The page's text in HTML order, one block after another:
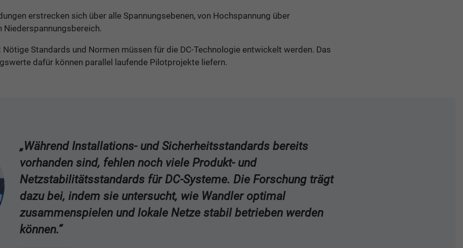
erstrecken sich über alle Spannungsebenen, von Hochspannung über
Nötige Standards und Normen müssen für die DC-Technologie entwickelt werden. Das
dafür können parallel laufende Pilotprojekte liefern.
„Während Installations- und Sicherheitsstandards bereits
vorhanden sind, fehlen noch viele Produkt- und
Netzstabilitätsstandards für DC-Systeme. Die Forschung trägt
dazu bei, indem sie untersucht, wie Wandler optimal
zusammenspielen und lokale Netze stabil betrieben werden
können.“